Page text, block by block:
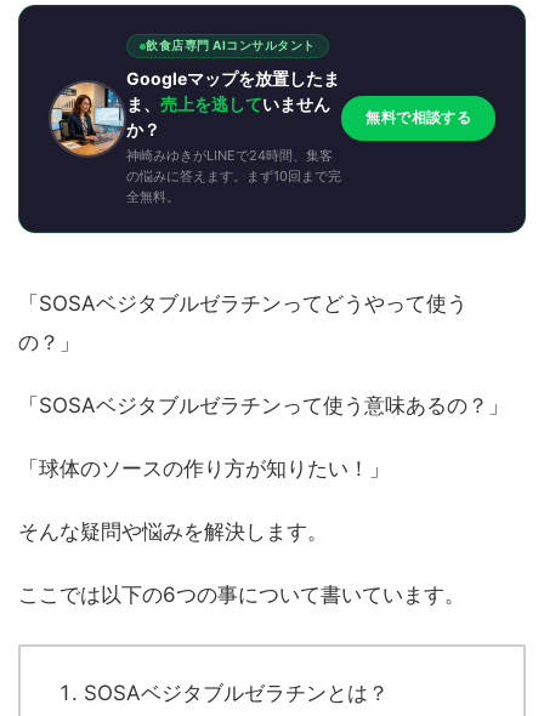
飲食店専門 AIコンサルタント
Googleマップを放置したま
ま、 売上を逃していません
か？
神崎みゆきがLINEで24時間、集客
の悩みに答えます。まず10回まで完
全無料。
無料で相談する
「SOSAベジタブルゼラチンってどうやって使う
の？」
「SOSAベジタブルゼラチンって使う意味あるの？」
「球体のソースの作り方が知りたい！」
そんな疑問や悩みを解決します。
ここでは以下の6つの事について書いています。
SOSAベジタブルゼラチンとは？